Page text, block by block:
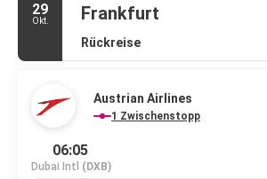
29
Okt.
Frankfurt
Rückreise
Austrian Airlines
1 Zwischenstopp
06:05
Dubai Intl (DXB)